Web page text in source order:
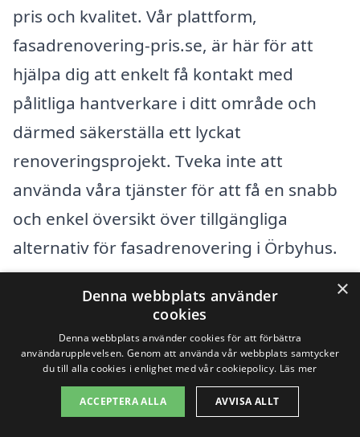
pris och kvalitet. Vår plattform,
fasadrenovering-pris.se, är här för att
hjälpa dig att enkelt få kontakt med
pålitliga hantverkare i ditt område och
därmed säkerställa ett lyckat
renoveringsprojekt. Tveka inte att
använda våra tjänster för att få en snabb
och enkel översikt över tillgängliga
alternativ för fasadrenovering i Örbyhus.
Få 3 erbjudanden, gratis och utan
förpliktelser
Sök efter en
×
Denna webbplats använder
cookies
Denna webbplats använder cookies för att förbättra
användarupplevelsen. Genom att använda vår webbplats samtycker
du till alla cookies i enlighet med vår cookiepolicy. Läs mer
ACCEPTERA ALLA AVVISA ALLT